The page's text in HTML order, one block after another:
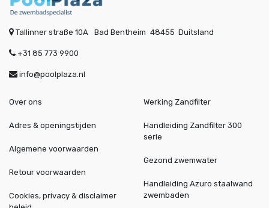
Tallinner straße 10A Bad Bentheim 48455 Duitsland
+31 85 773 9900
info@poolplaza.nl
Over ons
Adres & openingstijden
Algemene voorwaarden
Retour voorwaarden
Cookies, privacy & disclaimer
Werking Zandfilter
Handleiding Zandfilter 300
serie
Gezond zwemwater
Handleiding Azuro staalwand
zwembaden